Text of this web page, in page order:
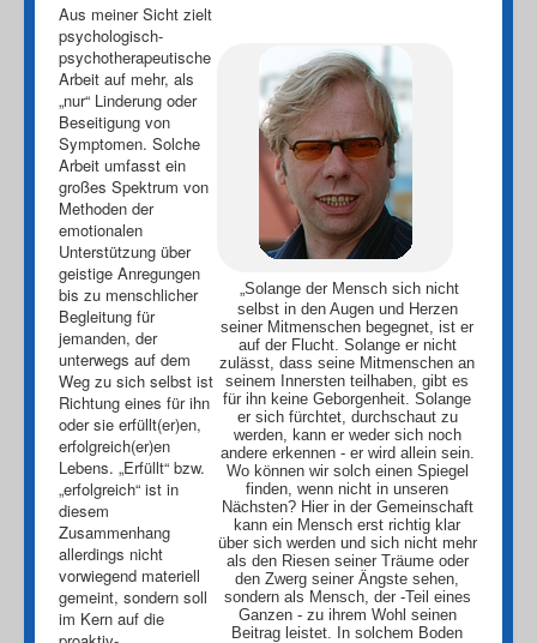
„Solange der Mensch sich nicht
selbst in den Augen und Herzen
seiner Mitmenschen begegnet, ist er
auf der Flucht. Solange er nicht
zulässt, dass seine Mitmenschen an
seinem Innersten teilhaben, gibt es
für ihn keine Geborgenheit. Solange
er sich fürchtet, durchschaut zu
werden, kann er weder sich noch
andere erkennen - er wird allein sein.
Wo können wir solch einen Spiegel
finden, wenn nicht in unseren
Nächsten? Hier in der Gemeinschaft
kann ein Mensch erst richtig klar
über sich werden und sich nicht mehr
als den Riesen seiner Träume oder
den Zwerg seiner Ängste sehen,
sondern als Mensch, der -Teil eines
Ganzen - zu ihrem Wohl seinen
Beitrag leistet. In solchem Boden
Aus meiner Sicht zielt
psychologisch-
psychotherapeutische
Arbeit auf mehr, als
„nur“ Linderung oder
Beseitigung von
Symptomen. Solche
Arbeit umfasst ein
großes Spektrum von
Methoden der
emotionalen
Unterstützung über
geistige Anregungen
bis zu menschlicher
Begleitung für
jemanden, der
unterwegs auf dem
Weg zu sich selbst ist
Richtung eines für ihn
oder sie erfüllt(er)en,
erfolgreich(er)en
Lebens. „Erfüllt“ bzw.
„erfolgreich“ ist in
diesem
Zusammenhang
allerdings nicht
vorwiegend materiell
gemeint, sondern soll
im Kern auf die